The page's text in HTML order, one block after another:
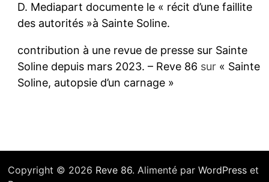
D. Mediapart documente le « récit d’une faillite
des autorités »à Sainte Soline.
contribution à une revue de presse sur Sainte
Soline depuis mars 2023. – Reve 86 sur « Sainte
Soline, autopsie d’un carnage »
Copyright © 2026 Reve 86. Alimenté par WordPresset